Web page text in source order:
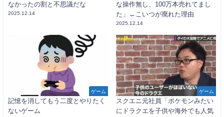
なかったの割と不思議だな
2025.12.14
な操作無し、100万本売れてまし
た」←こいつが廃れた理由
2025.12.14
ゲーム
記憶を消してもう二度とやりたく
ないゲーム
ゲーム
スクエニ元社員「ポケモンみたい
にドラクエを子供や海外でも人気